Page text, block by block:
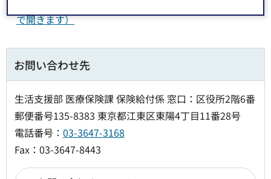
で開きます）
お問い合わせ先
生活支援部 医療保険課 保険給付係 窓口：区役所2階6番
郵便番号135-8383 東京都江東区東陽4丁目11番28号
電話番号： 03-3647-3168
Fax：03-3647-8443